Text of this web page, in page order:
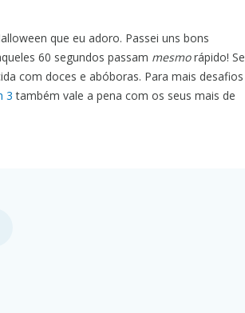
que eu adoro. Passei uns bons
60 segundos passam mesmorápido! Se
com doces e abóboras. Para mais desafios
3 também vale a pena com os seus mais de